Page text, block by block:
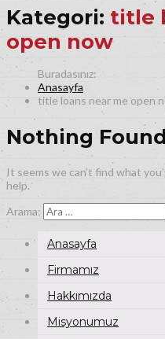
Kategori: title
open now
Anasayfa
title loans near me open
Nothing Found
It seems we can’t find what
help.
Arama:
Anasayfa
Firmamız
Hakkımızda
Misyonumuz